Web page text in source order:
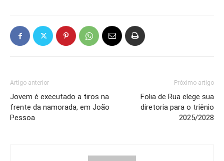
Artigo anterior
Jovem é executado a tiros na
frente da namorada, em João
Pessoa
Próximo artigo
Folia de Rua elege sua
diretoria para o triênio
2025/2028